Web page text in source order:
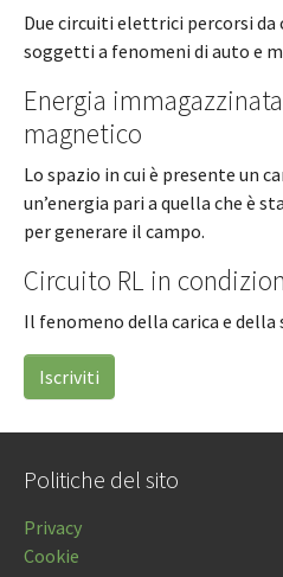
Due circuiti elettrici percorsi
soggetti a fenomeni di auto e
Energia
magnetico
Lo spazio in cui è presente un
un’energia pari a quella che è
per generare il campo.
Circuito RL in
Il fenomeno della carica e della
Iscriviti
Politiche del sito
Privacy
Cookie